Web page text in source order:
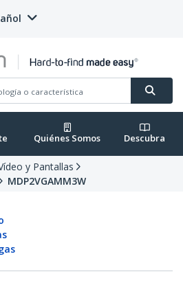
Quiénes Somos Descubra
y Pantallas
MDP2VGAMM3W